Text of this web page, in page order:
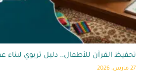
تحفيظ القرآن للأطفال.. دليل تربوي
27 مارس، 2026